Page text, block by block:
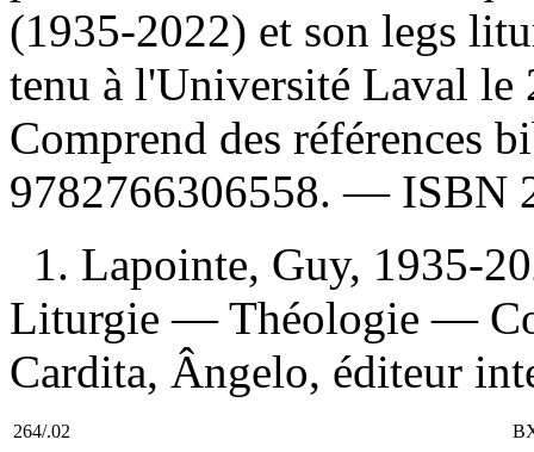
(1935-2022) et son legs
tenu à l'Université Laval
Comprend des références
9782766306558. — ISBN
1. Lapointe, Guy, 1935-
Liturgie — Théologie —
Cardita, Ângelo, éditeur
264/.02